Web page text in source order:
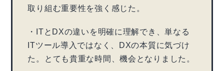
取り組む重要性を強く感じた。
・ITとDXの違いを明確に理解でき、単なる
ITツール導入ではなく、DXの本質に気づけ
た。とても貴重な時間、機会となりました。